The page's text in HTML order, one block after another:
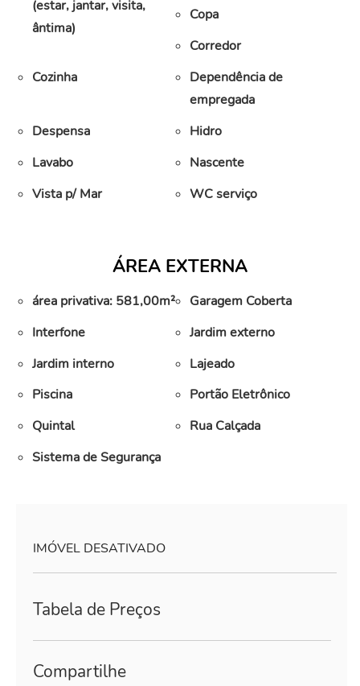
(estar, jantar, visita,
ântima)
Copa
Corredor
Cozinha
Dependência de
empregada
Despensa
Hidro
Lavabo
Nascente
Vista p/ Mar
WC serviço
ÁREA EXTERNA
área privativa: 581,00m²
Garagem Coberta
Interfone
Jardim externo
Jardim interno
Lajeado
Piscina
Portão Eletrônico
Quintal
Rua Calçada
Sistema de Segurança
IMÓVEL DESATIVADO
Tabela de Preços
Compartilhe